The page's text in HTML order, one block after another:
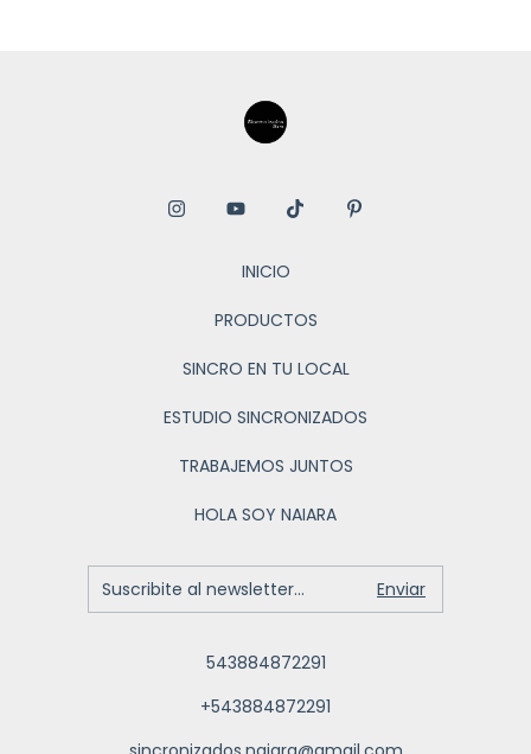
INICIO
PRODUCTOS
SINCRO EN TU LOCAL
ESTUDIO SINCRONIZADOS
TRABAJEMOS JUNTOS
HOLA SOY NAIARA
543884872291
+543884872291